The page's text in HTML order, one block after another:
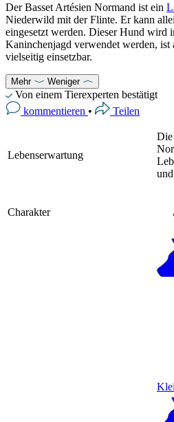
Der Basset Artésien Normand ist ein
Niederwild mit der Flinte. Er kann
eingesetzt werden. Dieser Hund wird
Kaninchenjagd verwendet werden, ist
vielseitig einsetzbar.
Mehr Weniger
Von einem Tierexperten bestätigt
kommentieren • Teilen
Lebenserwartung
Die
Charakter